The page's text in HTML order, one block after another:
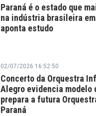
Paraná é o estado que
na indústria brasileira
aponta estudo
02/07/2026 16:52:50
Concerto da Orquestra
Alegro evidencia modelo
prepara a futura
Paraná